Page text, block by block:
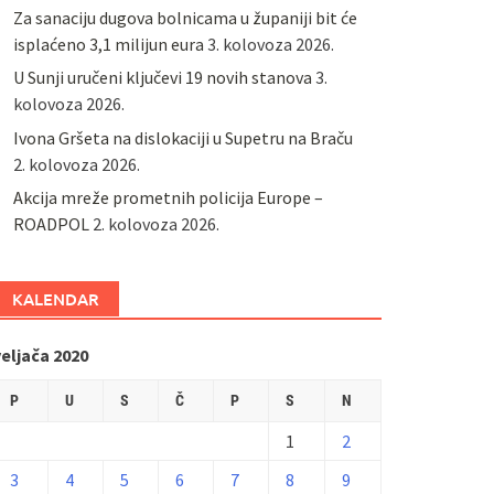
Za sanaciju dugova bolnicama u županiji bit će
isplaćeno 3,1 milijun eura 3. kolovoza 2026.
U Sunji uručeni ključevi 19 novih stanova 3.
kolovoza 2026.
Ivona Gršeta na dislokaciji u Supetru na Braču
2. kolovoza 2026.
​Akcija mreže prometnih policija Europe –
ROADPOL 2. kolovoza 2026.
KALENDAR
2020
P U S Č P S N
1
2
3
4 5 6 7 8 9